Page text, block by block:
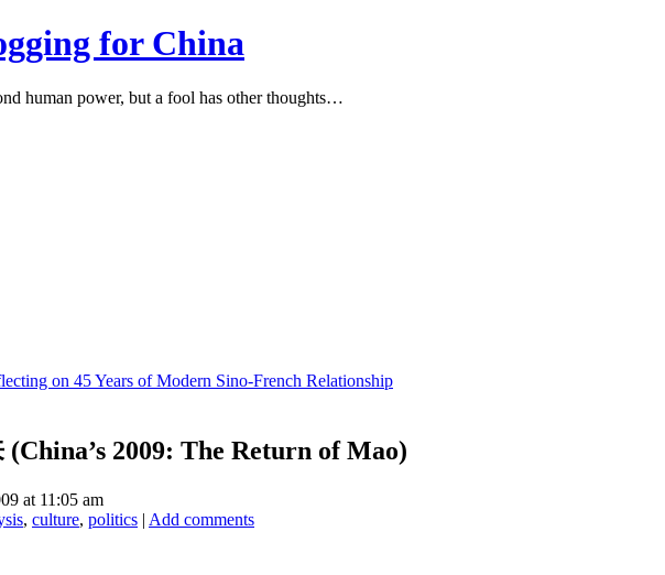
for China
human power, but a fool has other thoughts…
on 45 Years of Modern Sino-French Relationship
2009: The Return of Mao)
at 11:05 am
, culture, politics | Add comments